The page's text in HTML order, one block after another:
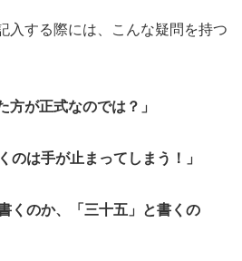
入する際には、こんな疑問を持つ
方が正式なのでは？」
のは手が止まってしまう！」
くのか、「三十五」と書くの